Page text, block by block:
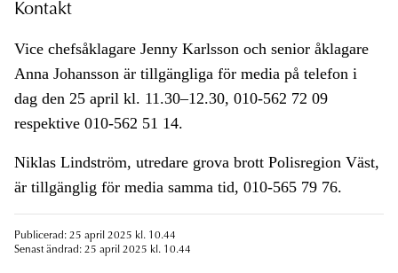
Kontakt
Vice chefsåklagare Jenny Karlsson och senior åklagare
Anna Johansson är tillgängliga för media på telefon i
dag den 25 april kl. 11.30–12.30, 010-562 72 09
respektive 010-562 51 14.
Niklas Lindström, utredare grova brott Polisregion Väst,
är tillgänglig för media samma tid, 010-565 79 76.
Publicerad: 25 april 2025 kl. 10.44
Senast ändrad: 25 april 2025 kl. 10.44